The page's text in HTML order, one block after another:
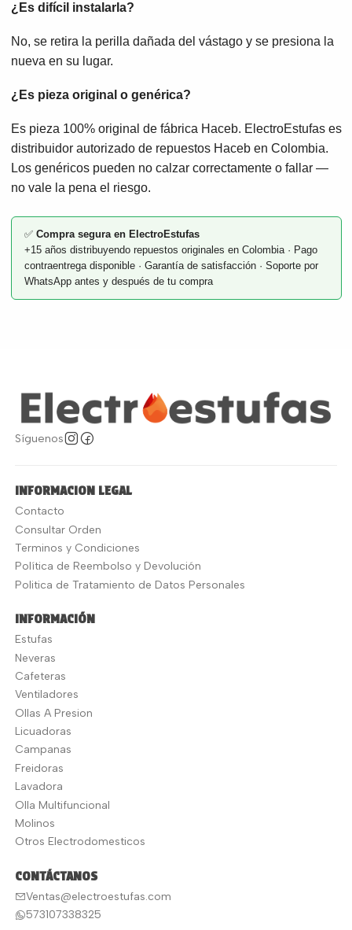
¿Es difícil instalarla?
No, se retira la perilla dañada del vástago y se presiona la
nueva en su lugar.
¿Es pieza original o genérica?
Es pieza 100% original de fábrica Haceb. ElectroEstufas es
distribuidor autorizado de repuestos Haceb en Colombia.
Los genéricos pueden no calzar correctamente o fallar —
no vale la pena el riesgo.
✅ Compra segura en ElectroEstufas
+15 años distribuyendo repuestos originales en Colombia · Pago
contraentrega disponible · Garantía de satisfacción · Soporte por
WhatsApp antes y después de tu compra
Síguenos
INFORMACION LEGAL
Contacto
Consultar Orden
Terminos y Condiciones
Política de Reembolso y Devolución
Politica de Tratamiento de Datos Personales
INFORMACIÓN
Estufas
Neveras
Cafeteras
Ventiladores
Ollas A Presion
Licuadoras
Campanas
Freidoras
Lavadora
Olla Multifuncional
Molinos
Otros Electrodomesticos
CONTÁCTANOS
Ventas@electroestufas.com
573107338325